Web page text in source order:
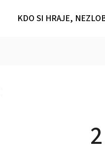
KDO SI HRAJE,